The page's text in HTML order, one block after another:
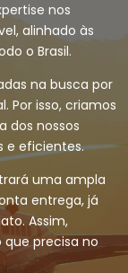
nos
alinhado às
o Brasil.
na busca por
Por isso, criamos
dos nossos
e eficientes.
uma ampla
entrega, já
Assim,
precisa no